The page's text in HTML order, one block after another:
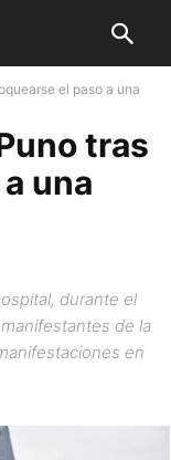
el paso a una
tras
una
durante el
de la
en